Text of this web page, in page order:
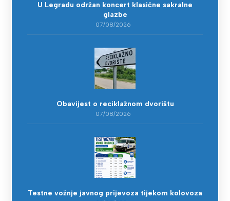
U Legradu održan koncert klasične sakralne
glazbe
07/08/2026
Obavijest o reciklažnom dvorištu
07/08/2026
Testne vožnje javnog prijevoza tijekom kolovoza